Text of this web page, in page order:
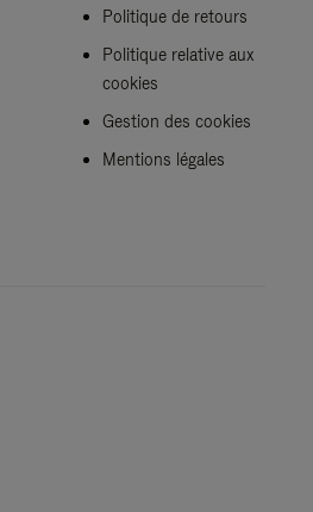
Politique de retours
Politique relative aux
cookies
Gestion des cookies
Mentions légales